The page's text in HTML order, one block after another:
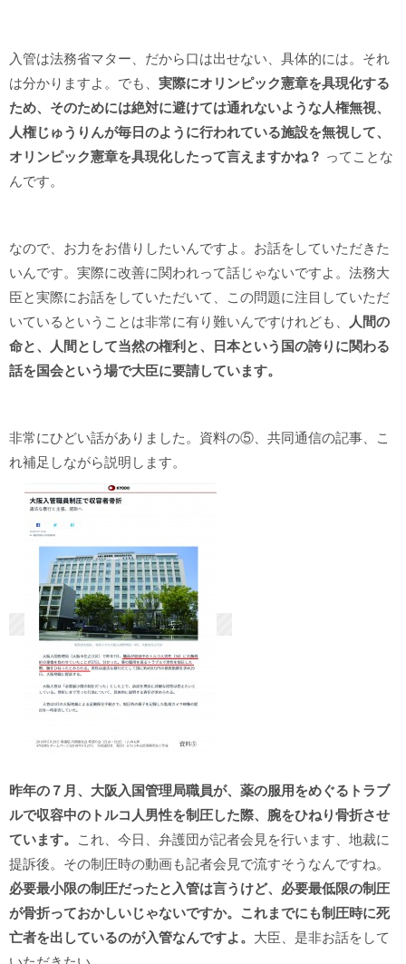
入管は法務省マター、だから口は出せない、具体的には。それ
は分かりますよ。でも、 実際にオリンピック憲章を具現化する
ため、そのためには絶対に避けては通れないような人権無視、
人権じゅうりんが毎日のように行われている施設を無視して、
オリンピック憲章を具現化したって言えますかね？ ってことな
んです。
なので、お力をお借りしたいんですよ。お話をしていただきた
いんです。実際に改善に関われって話じゃないですよ。法務大
臣と実際にお話をしていただいて、この問題に注目していただ
いているということは非常に有り難いんですけれども、
人間の
命と、人間として当然の権利と、日本という国の誇りに関わる
話を国会という場で大臣に要請しています。
非常にひどい話がありました。資料の⑤、共同通信の記事、こ
れ補足しながら説明します。
昨年の７月、大阪入国管理局職員が、薬の服用をめぐるトラブ
ルで収容中のトルコ人男性を制圧した際、腕をひねり骨折させ
ています。
これ、今日、弁護団が記者会見を行います、地裁に
提訴後。その制圧時の動画も記者会見で流すそうなんですね。
必要最小限の制圧だったと入管は言うけど、必要最低限の制圧
が骨折っておかしいじゃないですか。これまでにも制圧時に死
亡者を出しているのが入管なんですよ。 大臣、是非お話をして